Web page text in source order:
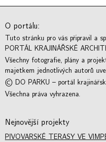
O portálu:
Tuto stránku pro vás připravil a
PORTÁL KRAJINÁŘSKÉ
Všechny fotografie, plány a
majetkem jednotlivých autorů
© DO PARKU – portál
Všechna práva vyhrazena.
Nejnovější projekty
PIVOVARSKÉ TERASY VE